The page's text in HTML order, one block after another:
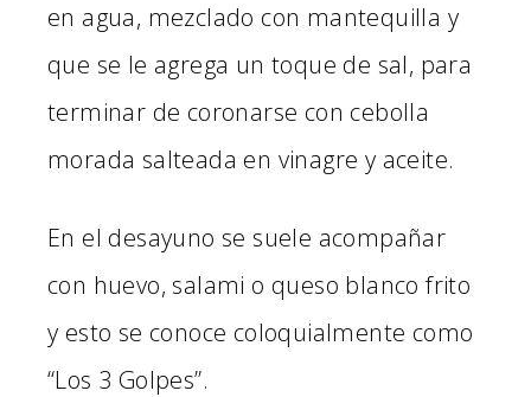
en agua, mezclado con mantequilla y
que se le agrega un toque de sal, para
terminar de coronarse con cebolla
morada salteada en vinagre y aceite.
En el desayuno se suele acompañar
con huevo, salami o queso blanco frito
y esto se conoce coloquialmente como
“Los 3 Golpes”.